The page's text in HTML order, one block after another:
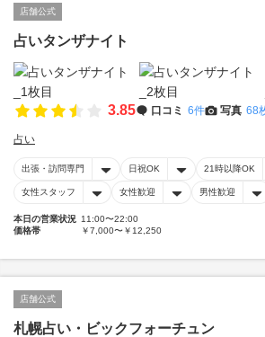
店舗公式
占いタンザナイト
3.85 口コミ 6件 写真 68
占い
出張・訪問専門 日祝OK 21時以降OK
女性スタッフ 女性歓迎 男性歓迎
本日の営業状況 11:00〜22:00
価格帯
￥7,000〜￥12,250
店舗公式
札幌占い・ビックフォーチュン